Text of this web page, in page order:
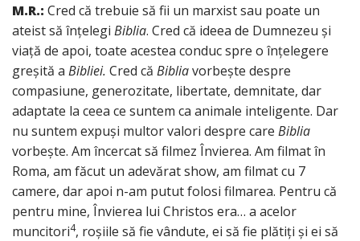
M.R.: Cred că trebuie să fii un marxist sau poate un
ateist să înțelegi Biblia. Cred că ideea de Dumnezeu și
viață de apoi, toate acestea conduc spre o înțelegere
greșită a Bibliei. Cred că Bibliavorbește despre
compasiune, generozitate, libertate, demnitate, dar
adaptate la ceea ce suntem ca animale inteligente. Dar
nu suntem expuși multor valori despre care Biblia
vorbește. Am încercat să filmez Învierea. Am filmat în
Roma, am făcut un adevărat show, am filmat cu 7
camere, dar apoi n-am putut folosi filmarea. Pentru că
pentru mine, Învierea lui Christos era… a acelor
muncitori4, roșiile să fie vândute, ei să fie plătiți și ei să